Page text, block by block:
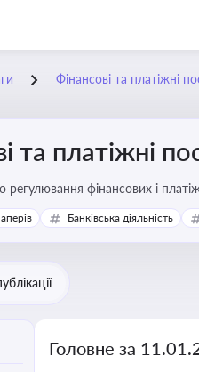
Фінансові та платіжні
та платіжні
Банківська діяльність
Головне за